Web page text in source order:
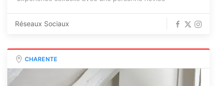
Réseaux Sociaux
CHARENTE